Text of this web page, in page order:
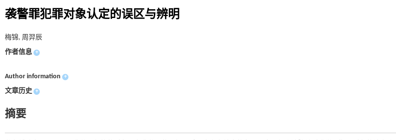
袭警罪犯罪对象认定的误区与辨明
梅锦, 周羿辰
作者信息 +
Author information +
文章历史 +
摘要